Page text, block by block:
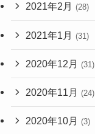
2021年2月 (28)
2021年1月 (31)
2020年12月 (31)
2020年11月 (24)
2020年10月 (3)